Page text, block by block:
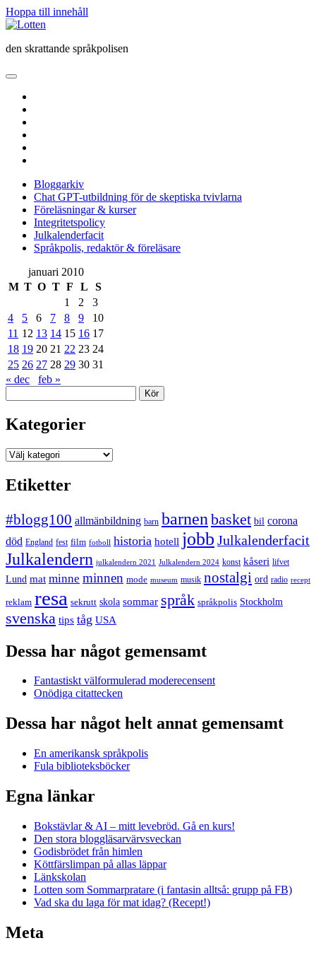
Hoppa till innehåll
Lotten
den skrattande språkpolisen
öppna
meny
Bloggarkiv
Chat GPT-utbildning för de skeptiska tvivlarna
Föreläsningar & kurser
Integritetspolicy
Julkalenderfacit
Språkpolis, redaktör & föreläsare
Sidopanel
januari 2010
M T O T F L
S
1
2
3
4
5 6 7 8 9
10
11 12 13 14 15 16 17
18 19 20 21 22 23 24
25 26 27 28 29 30 31
« dec
feb »
Kategorier
Kategorier
Etiketter
#blogg100 allmänbildning barn barnen basket bil corona
död England fest film fotboll historia hotell jobb Julkalenderfacit
Julkalendern julkalendern 2021 Julkalendern 2024 konst kåseri lifvet
Lund mat minne minnen mode museum musik nostalgi ord radio recept
reklam resa sekrutt skola sommar språk språkpolis Stockholm
svenska tips tåg USA
Dessa har något gemensamt
Fantastiskt välformulerad moderecensent
Onödiga citattecken
Dessa har något helt annat gemensamt
En amerikansk språkpolis
Fula biblioteksböcker
Egna länkar
Bokstävlar & AI – mitt levebröd. Gå en kurs!
Den stora bloggläsarvärvsveckan
Godisbrödet från himlen
Köttfärslimpan på allas läppar
Länkskolan
Lotten som Sommarpratare (i fantasin alltså: grupp på FB)
Vad ska du laga för mat idag? (Recept!)
Meta